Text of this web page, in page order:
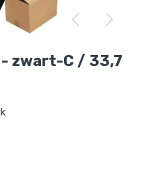
zwart-C / 33,7
zwart-C / 33,7 mm